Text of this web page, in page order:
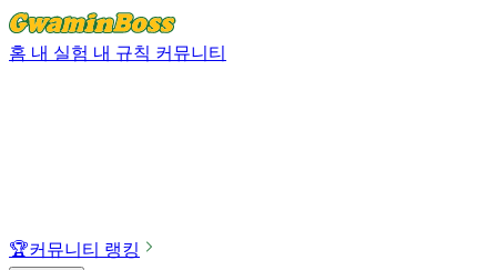
홈 내 실험 내 규칙 커뮤니티
🏆커뮤니티 랭킹